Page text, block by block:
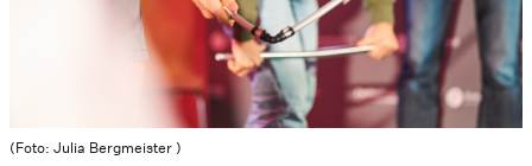
(Foto: Julia Bergmeister )